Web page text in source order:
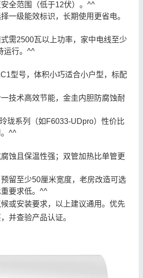
全范围（低于12伏）。^^
一级能效标识，长期使用更省电。
需2500瓦以上功率，家中电线至少
运行。^^
型号，体积小巧适合小户型，标配
技术高效节能，金圭内胆防腐蚀耐
珑系列（如F6033-UDpro）性价比
^^
蚀且保温性强；双管加热比单管更
留至少50厘米宽度，老房改造可选
要求低。^^
或安装要求，以上建议通用。优先
并查验产品认证。